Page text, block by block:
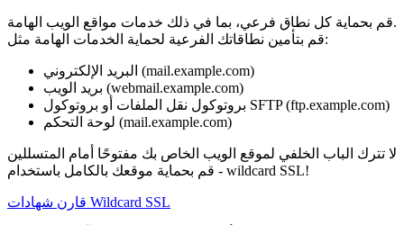
قم بحماية كل نطاق فرعي، بما في ذلك خدمات مواقع الويب الهامة.
قم بتأمين نطاقاتك الفرعية لحماية الخدمات الهامة مثل:
البريد الإلكتروني (mail.example.com)
بريد الويب (webmail.example.com)
بروتوكول نقل الملفات أو بروتوكول SFTP (ftp.example.com)
لوحة التحكم (mail.example.com)
لا تترك الباب الخلفي لموقع الويب الخاص بك مفتوحًا أمام المتسللين
- قم بحماية موقعك بالكامل باستخدام wildcard SSL!
قارن شهادات Wildcard SSL